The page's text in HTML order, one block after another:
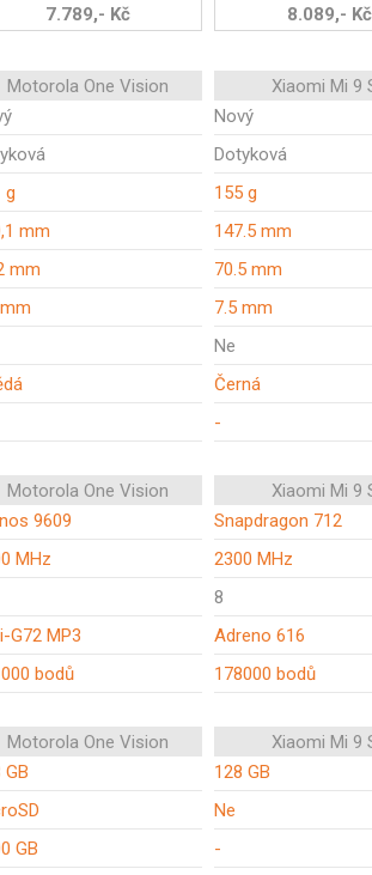
7.789,- Kč 8.089,- Kč
Motorola One Vision
Xiaomi Mi 9
Nový
Dotyková
g
155 g
mm
147.5 mm
mm
70.5 mm
7.5 mm
Ne
Černá
-
Motorola One Vision
Xiaomi Mi 9
9609
Snapdragon 712
MHz
2300 MHz
8
G72 MP3
Adreno 616
bodů 178000 bodů
Motorola One Vision
Xiaomi Mi 9
GB
128 GB
Ne
GB
-